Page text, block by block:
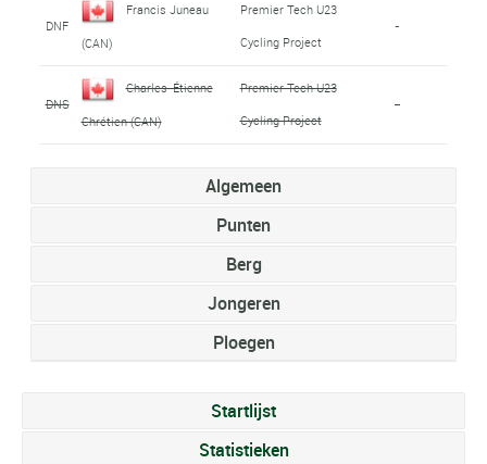
DNF
Francis Juneau
(CAN)
Premier Tech U23
Cycling Project
-
DNS
Charles-Étienne
Chrétien (CAN)
Premier Tech U23
Cycling Project
-
Algemeen
Punten
Berg
Jongeren
Ploegen
Startlijst
Statistieken